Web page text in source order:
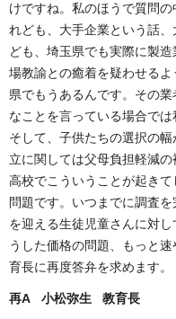
けですね。私のほうで質問
れども、大手企業という話
ども、埼玉県でも実際に製
場教諭との癒着を疑わせる
県でもうあるんです。その
なことを言っている場合では
そして、子供たちの選択の
立に関しては父母負担軽減
高校でこういうことが起き
問題です。いつまでに調査
を迎える生徒児童さんに対
うした価格の問題、もっと
育長に再度答弁を求めます。
再A 小松弥生 教育長